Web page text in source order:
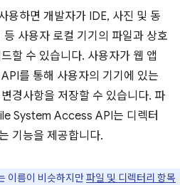
용하면 개발자가 IDE, 사진 및 동
사용자 로컬 기기의 파일과 상호
할 수 있습니다. 사용자가 웹 앱
를 통해 사용자의 기기에 있는
경사항을 저장할 수 있습니다. 파
System Access API는 디렉터
기능을 제공합니다.
이름이 비슷하지만파일 및 디렉터리 항목